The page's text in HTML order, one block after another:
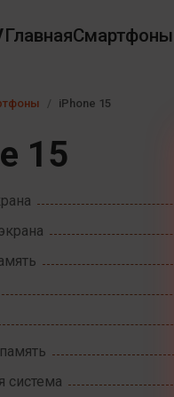
ГлавнаяСмартфоны
iPhone 15
15
система